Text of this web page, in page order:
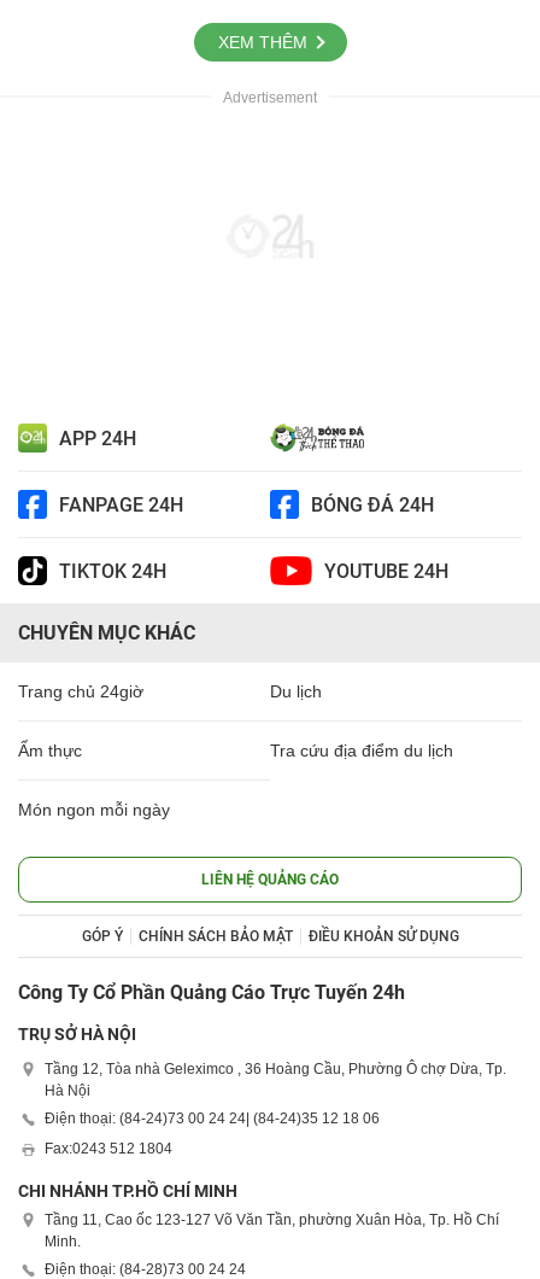
XEM THÊM
APP 24H
FANPAGE 24H BÓNG ĐÁ 24H
TIKTOK 24H YOUTUBE 24H
CHUYÊN MỤC KHÁC
Trang chủ 24giờ Du lịch
Ẩm thực Tra cứu địa điểm du lịch
Món ngon mỗi ngày
LIÊN HỆ QUẢNG CÁO
GÓP Ý CHÍNH SÁCH BẢO MẬT ĐIỀU KHOẢN SỬ DỤNG
Công Ty Cổ Phần Quảng Cáo Trực Tuyến 24h
TRỤ SỞ HÀ NỘI
Tầng 12, Tòa nhà Geleximco , 36 Hoàng Cầu, Phường Ô chợ Dừa, Tp.
Hà Nội
Điện thoại: (84-24)73 00 24 24 | (84-24)35 12 18 06
Fax:0243 512 1804
CHI NHÁNH TP.HỒ CHÍ MINH
Tầng 11, Cao ốc 123-127 Võ Văn Tần, phường Xuân Hòa, Tp. Hồ Chí
Minh.
Điện thoại: (84-28)73 00 24 24